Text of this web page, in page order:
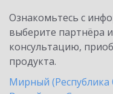
Ознакомьтесь с
выберите партнёра
консультацию,
продукта.
Мирный (Республика